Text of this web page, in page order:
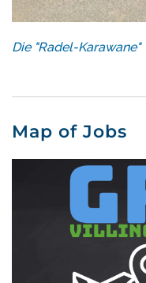
Die "Radel-
Map of Jobs